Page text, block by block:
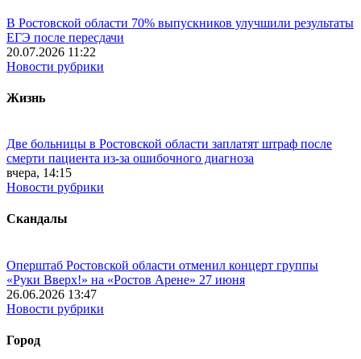
В Ростовской области 70% выпускников улучшили результаты
ЕГЭ после пересдачи
20.07.2026 11:22
Новости рубрики
Жизнь
Две больницы в Ростовской области заплатят штраф после
смерти пациента из-за ошибочного диагноза
вчера, 14:15
Новости рубрики
Скандалы
Оперштаб Ростовской области отменил концерт группы
«Руки Вверх!» на «Ростов Арене» 27 июня
26.06.2026 13:47
Новости рубрики
Город